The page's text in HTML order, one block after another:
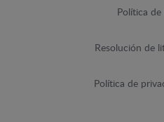
Política de
Resolución de
Política de